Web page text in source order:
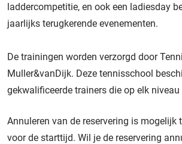
laddercompetitie, en ook een ladiesday
jaarlijks terugkerende evenementen.
De trainingen worden verzorgd door
Muller&vanDijk. Deze tennisschool
gekwalificeerde trainers die op elk niveau
Annuleren van de reservering is mogelijk
voor de starttijd. Wil je de reservering